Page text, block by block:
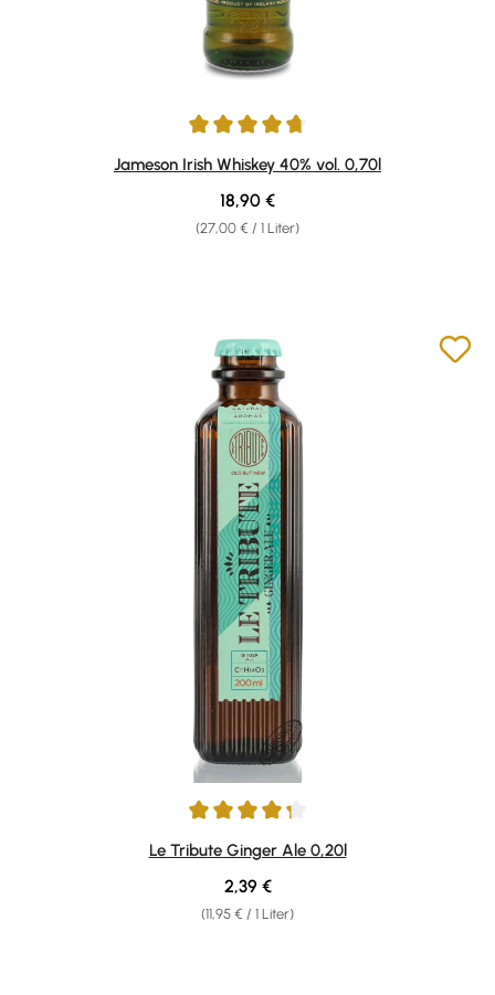
Durchschnittliche Bewertung von 4.8 von 5 Sternen
Jameson Irish Whiskey 40% vol. 0,70l
(27,00 € / 1 Liter)
Regulärer Preis:
18,90 €
Durchschnittliche Bewertung von 4.29 von 5 Sternen
Le Tribute Ginger Ale 0,20l
(11,95 € / 1 Liter)
Regulärer Preis:
2,39 €